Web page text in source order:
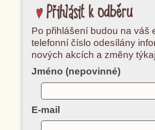
Přihlásit k odběru
Po přihlášení budou na váš
telefonní číslo odesílány
nových akcích a změny
Jméno (nepovinné)
E-mail